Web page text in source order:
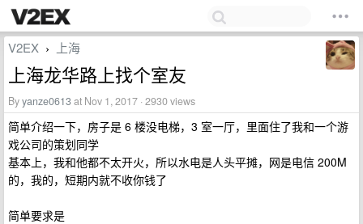
V2EX › 上海
上海龙华路上找个室友
Byyanze0613at Nov 1, 2017 · 2930 views
简单介绍一下，房子是 6 楼没电梯，3 室一厅，里面住了我和一个游
戏公司的策划同学
基本上，我和他都不太开火，所以水电是人头平摊，网是电信 200M
的，我的，短期内就不收你钱了
简单要求是